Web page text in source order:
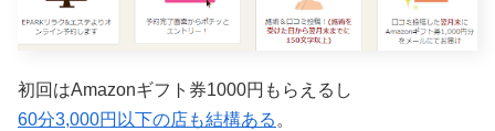
初回はAmazonギフト券1000円もらえるし
60分3,000円以下の店も結構ある。